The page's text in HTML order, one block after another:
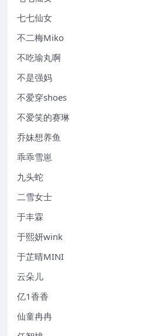
七七仙女
不二梅Miko
不吃瑜丸啊
不是强妈
不爱穿shoes
不爱笑的赛琳
乔妹想养鱼
乖乖雪崽
九头蛇
二雪女士
于丰霖
于熙妍wink
于芷晴MINI
云朵儿
亿1香香
仙童冉冉